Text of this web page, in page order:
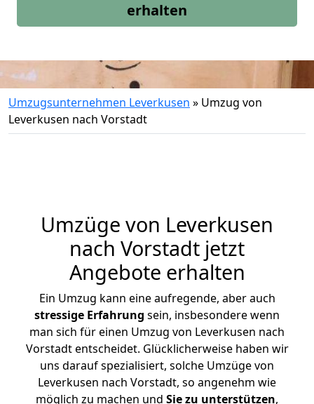
erhalten
Umzugsunternehmen Leverkusen » Umzug von
Leverkusen nach Vorstadt
Umzüge von Leverkusen
nach Vorstadt jetzt
Angebote erhalten
Ein Umzug kann eine aufregende, aber auch
stressige Erfahrung sein, insbesondere wenn
man sich für einen Umzug von Leverkusen nach
Vorstadt entscheidet. Glücklicherweise haben wir
uns darauf spezialisiert, solche Umzüge von
Leverkusen nach Vorstadt, so angenehm wie
möglich zu machen und Sie zu unterstützen,